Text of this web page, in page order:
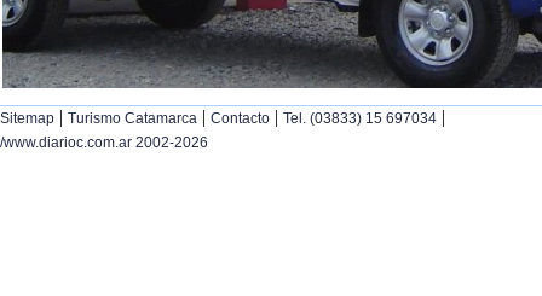
Sitemap | Turismo Catamarca | Contacto | Tel. (03833) 15 697034 |
/www.diarioc.com.ar 2002-2026